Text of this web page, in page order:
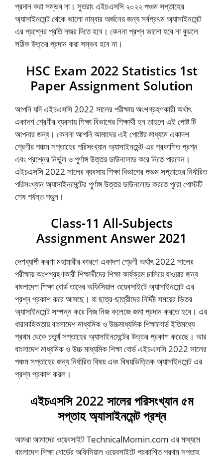
প্রদান করা সম্ভব না। সুতরাং এইচএসসি ২০২২ পঞ্চম সপ্তাহের
অ্যাসাইনমেন্ট থেকে ভালো নাম্বার অর্জনের জন্য সর্বপ্রথম অ্যাসাইনমেন্ট
এর প্রশ্নের প্রতি নজর দিতে হবে। কেননা প্রশ্ন ভালো হবে না বুঝলে
সঠিক উত্তর প্রদান করা সম্ভব হবে না।
HSC Exam 2022 Statistics 1st
Paper Assignment Solution
আপনি যদি এইচএসসি 2022 সালের পরীক্ষায় অংশগ্রহণকারী অর্থাৎ
একাদশ শ্রেণীর ব্যবসায় শিক্ষা বিভাগের শিক্ষার্থী হন তাহলে এই পোষ্ট টি
আপনার জন্য। কেননা আপনি আমাদের এই পোষ্টের মাধ্যমে একাদশ
শ্রেণীর পঞ্চম সপ্তাহের পরিসংখ্যান অ্যাসাইনমেন্ট এর প্রকাশিত প্রশ্ন
এবং প্রশ্নের নির্ভুল ও পূর্ণাঙ্গ উত্তর ডাউনলোড করে নিতে পারবেন।
এইচএসসি 2022 সালের ব্যবসায় শিক্ষা বিভাগের পঞ্চম সপ্তাহের নির্ধারিত
পরিসংখ্যান অ্যাসাইনমেন্টের পূর্ণাঙ্গ উত্তর ডাউনলোড করতে পুরো পোস্টটি
শেষ পর্যন্ত পড়ুন।
Class-11 All-Subjects
Assignment Answer 2021
দেশব্যাপী করণা মহামারীর কারণে একাদশ শ্রেণী অর্থাৎ 2022 সালের
পরীক্ষায় অংশগ্রহণকারী শিক্ষার্থীদের শিক্ষা কার্যক্রম চালিয়ে যাওয়ার জন্য
বাংলাদেশ শিক্ষা বোর্ড তাদের অফিসিয়াল ওয়েবসাইটে অ্যাসাইনমেন্ট এর
প্রশ্ন প্রকাশ করে আসছে। যা ছাত্র-ছাত্রীদের নির্দিষ্ট সময়ের ভিতর
অ্যাসাইনমেন্ট সম্পন্ন করে নিজ নিজ কলেজে জমা প্রদান করতে হবে। এর
ধারাবাহিকতায় বাংলাদেশ মাধ্যমিক ও উচ্চমাধ্যমিক শিক্ষাবোর্ড ইতিমধ্যে
প্রথম থেকে চতুর্থ সপ্তাহের অ্যাসাইনমেন্টের উত্তর প্রকাশ করেছে। আর
বাংলাদেশ মাধ্যমিক ও উচ্চ মাধ্যমিক শিক্ষা বোর্ড এইচএসসি 2022 সালের
পঞ্চম সপ্তাহের জন্য নির্ধারিত বিষয় এবং বিষয়ভিত্তিক অ্যাসাইনমেন্ট এর
প্রশ্ন প্রকাশ করল।
এইচএসসি 2022 সালের পরিসংখ্যান ৫ম
সপ্তাহ অ্যাসাইনমেন্ট প্রশ্ন
আমরা আমাদের ওয়েবসাইট TechnicalMomin.com এর মাধ্যমে
বাংলাদেশ শিক্ষা বোর্ডের অফিসিয়াল ওয়েবসাইটে প্রকাশিত প্রথম সপ্তাহ